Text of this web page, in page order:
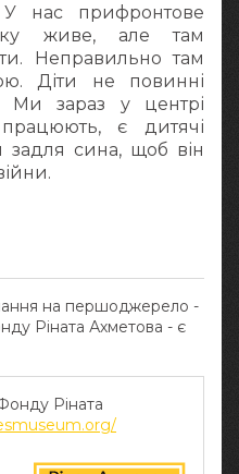
нас прифронтове
живе, але там
Неправильно там
Діти не повинні
Ми зараз у центрі
є дитячі
задля сина, щоб він
на першоджерело -
Ріната Ахметова - є
Ріната